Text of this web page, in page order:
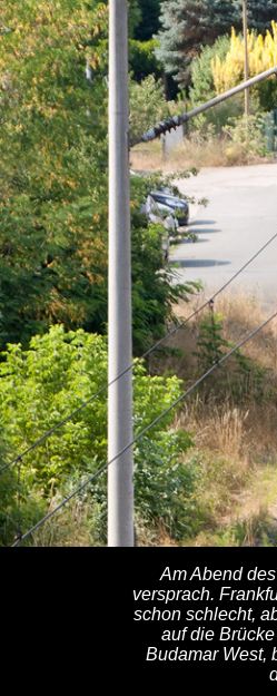
Am Abend
versprach.
schon schlecht,
auf die
Budamar West,